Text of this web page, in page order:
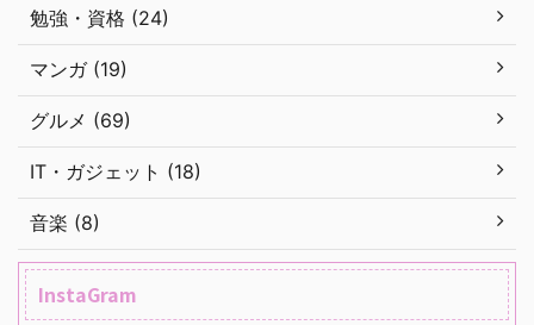
勉強・資格 (24)
マンガ (19)
グルメ (69)
IT・ガジェット (18)
音楽 (8)
InstaGram